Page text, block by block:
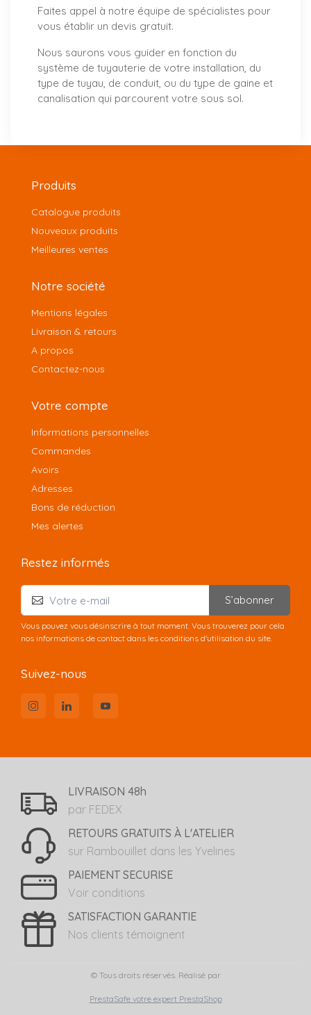
Faites appel à notre équipe de spécialistes pour
vous établir un devis gratuit.
Nous saurons vous guider en fonction du
système de tuyauterie de votre installation, du
type de tuyau, de conduit, ou du type de gaine et
canalisation qui parcourent votre sous sol.
Produits
Catalogue produits
Nouveaux produits
Meilleures ventes
Notre société
Mentions légales
Livraison & retours
A propos
Contactez-nous
Votre compte
Informations personnelles
Commandes
Avoirs
Adresses
Bons de réduction
Mes alertes
Restez informés
S’abonner
Vous pouvez vous désinscrire à tout moment. Vous trouverez pour cela
nos informations de contact dans les conditions d'utilisation du site.
Suivez-nous
LIVRAISON 48h
par FEDEX
RETOURS GRATUITS À L'ATELIER
sur Rambouillet dans les Yvelines
PAIEMENT SECURISE
Voir conditions
SATISFACTION GARANTIE
Nos clients témoignent
© Tous droits réservés. Réalisé par
PrestaSafe votre expert PrestaShop